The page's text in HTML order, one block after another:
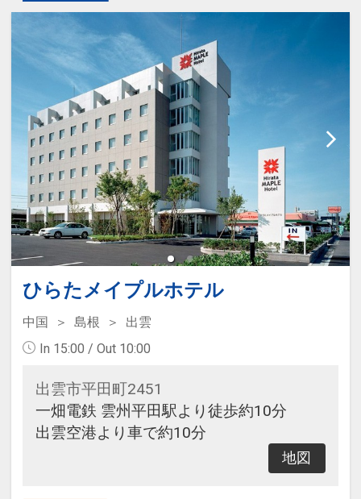
ひらたメイプルホテル
中国 島根
出雲
In 15:00 / Out 10:00
出雲市平田町2451
一畑電鉄 雲州平田駅より徒歩約10分
出雲空港より車で約10分
地図